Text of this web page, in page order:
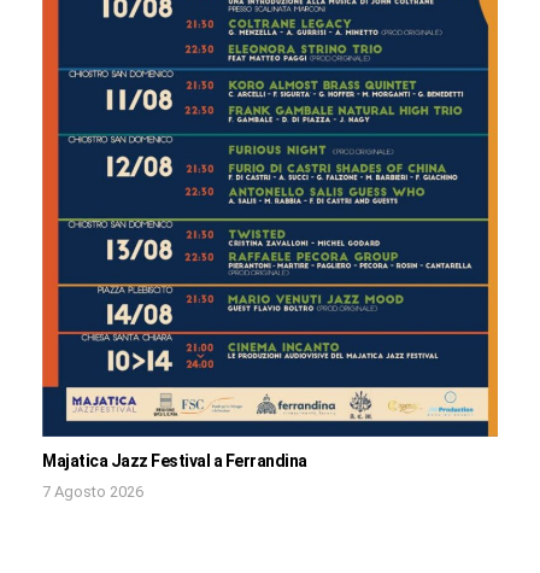
Majatica Jazz Festival a Ferrandina
7 Agosto 2026